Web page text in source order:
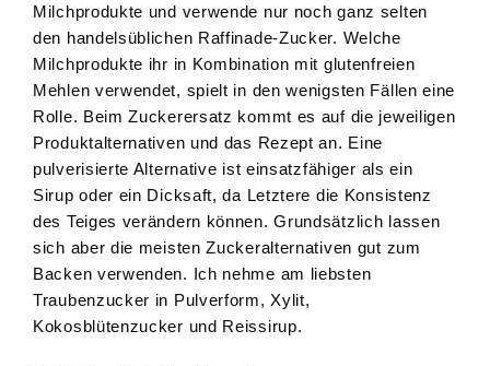
Milchprodukte und verwende nur noch ganz selten
den handelsüblichen Raffinade-Zucker. Welche
Milchprodukte ihr in Kombination mit glutenfreien
Mehlen verwendet, spielt in den wenigsten Fällen eine
Rolle. Beim Zuckerersatz kommt es auf die jeweiligen
Produktalternativen und das Rezept an. Eine
pulverisierte Alternative ist einsatzfähiger als ein
Sirup oder ein Dicksaft, da Letztere die Konsistenz
des Teiges verändern können. Grundsätzlich lassen
sich aber die meisten Zuckeralternativen gut zum
Backen verwenden. Ich nehme am liebsten
Traubenzucker in Pulverform, Xylit,
Kokosblütenzucker und Reissirup.